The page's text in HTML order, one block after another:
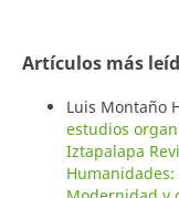
Artículos más
Luis Montaño
estudios
Iztapalapa
Humanidades: